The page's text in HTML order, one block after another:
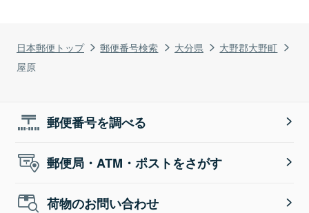
日本郵便トップ 郵便番号検索 大分県
大野郡大野町
屋原
郵便番号を調べる
郵便局・ATM・ポストをさがす
荷物のお問い合わせ